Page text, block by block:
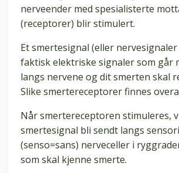
nerveender med spesialisterte
(receptorer) blir stimulert.
Et smertesignal (eller
faktisk elektriske signaler som går
langs nervene og dit smerten skal
Slike smertereceptorer finnes
Når smertereceptoren stimuleres,
smertesignal bli sendt langs
(senso=sans) nerveceller i
som skal kjenne smerte.